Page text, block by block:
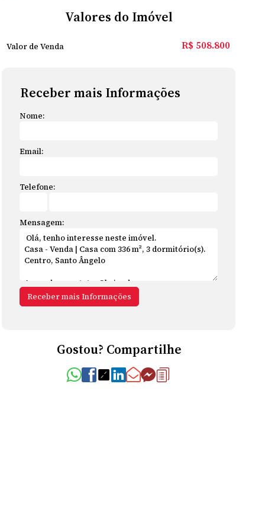
Valores do Imóvel
R$ 508.800
Valor de Venda
Receber mais Informações
Nome:
Email:
Telefone:
Mensagem:
Gostou? Compartilhe